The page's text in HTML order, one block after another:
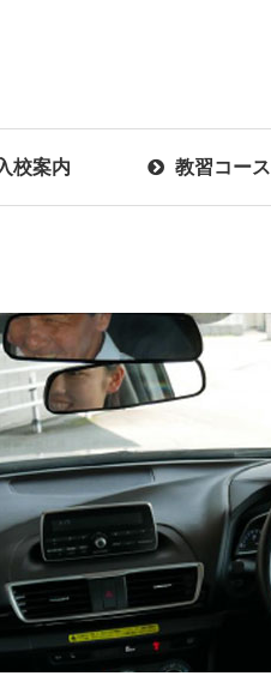
校案内 教習コース